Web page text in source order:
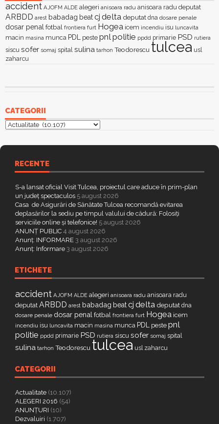
accident AJOFM ALDE alegeri anisoara radu anisoara radu deputat
ARBDD arest babadag beatcj delta deputat dna dosare penale
dosar penal fotbal frontiera furt Hogea icem incendiu isu luncavita
macin masina munca PDL peste pnlpolitie ppdd primarie PSD rutiera
siscu sofer somaj spital sulina tarhon Teodorescu tulcea usl
zaharcu
CATEGORII
Categorii
RECENTE
S-a lansat oficial Visit Tulcea, proiectul care aduce în prim-plan
un județ spectaculos 5 august 2026
Casa de Asigurări de Sănătate Tulcea recomandă evitarea
deplasărilor la sediu pe timpul valului de cădură: Folosiți
serviciile online și telefonice! 5 august 2026
ANUNȚ PUBLIC 4 august 2026
Anunț: INFORMARE 3 august 2026
Anunț: Informare 3 august 2026
ETICHETE
accident AJOFM ALDE alegeri anisoara radu anisoara radu
deputat ARBDD arest babadag beatcj delta deputat dna
dosare penale dosar penal fotbal frontiera furt Hogea icem
incendiu isu luncavita macin masina munca PDL peste pnl
politie ppdd primarie PSD rutiera siscu sofer somaj spital
sulina tarhon Teodorescu tulcea usl zaharcu
CATEGORII
Actualitate (10.107)
ALEGERI 2016 (54)
ANUNȚURI (10)
Dezvaluiri (1.707)